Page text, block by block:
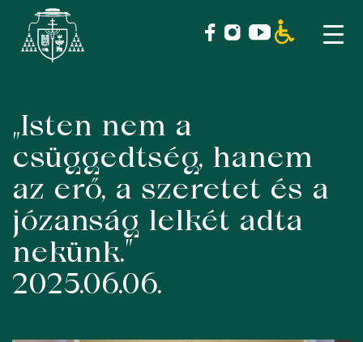
Skip„Isten nem a
csüggedtség, hanem
az erő, a szeretet és a
józanság lelkét adta
nekünk.”
2025.06.06.